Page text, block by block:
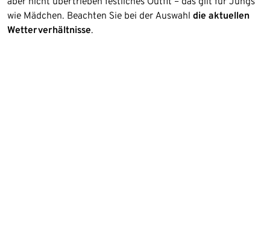
wie Mädchen. Beachten Sie bei der Auswahl die aktuellen
Wetterverhältnisse.